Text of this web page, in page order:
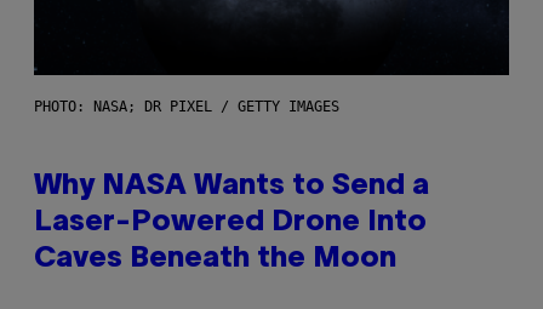
PHOTO: NASA; DR PIXEL / GETTY IMAGES
Why NASA Wants to Send a
Laser-Powered Drone Into
Caves Beneath the Moon